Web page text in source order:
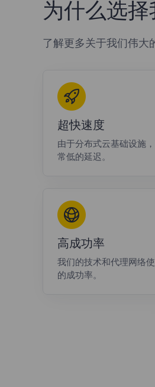
为什么选
了解更多关于我们伟大
超快速度
由于分布式云基础设施
常低的延迟。
高成功率
我们的技术和代理网络
的成功率。